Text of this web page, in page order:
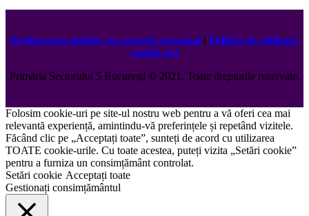
Prelucrarea datelor cu caracter personal | Politica de utilizare
cookie-uri
Primăria Sectorului 5 București ©️2021. Toate drepturile rezervate.
Folosim cookie-uri pe site-ul nostru web pentru a vă oferi cea mai
relevantă experiență, amintindu-vă preferințele și repetând vizitele.
Făcând clic pe „Acceptați toate”, sunteți de acord cu utilizarea
TOATE cookie-urile. Cu toate acestea, puteți vizita „Setări cookie”
pentru a furniza un consimțământ controlat.
Setări cookie Acceptați toate
Gestionați consimțământul